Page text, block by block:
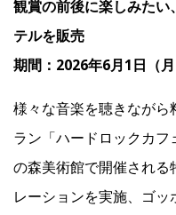
財務・業績情報 IRライブラ
よくあるご質問
観賞の前後に楽しみたい
テルを販売
期間：2026年6月1日（
様々な音楽を聴きながら
ラン「ハードロックカ
の森美術館で開催され
レーションを実施、ゴ